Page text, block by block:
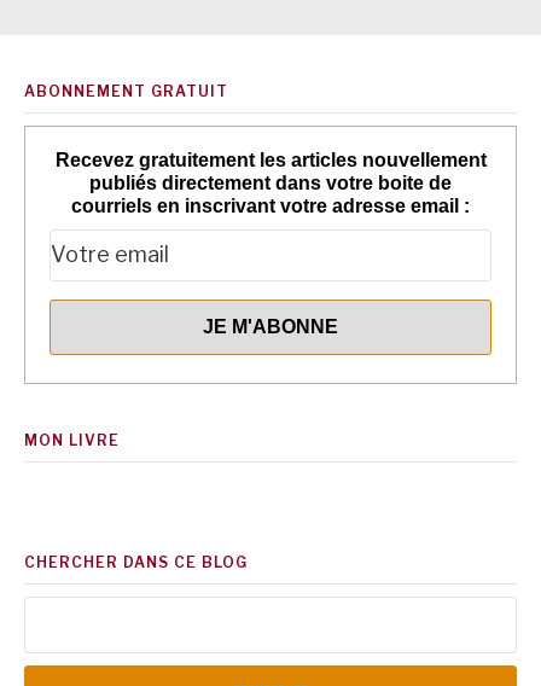
ABONNEMENT GRATUIT
Recevez gratuitement les articles nouvellement
publiés directement dans votre boite de
courriels en inscrivant votre adresse email :
MON LIVRE
CHERCHER DANS CE BLOG